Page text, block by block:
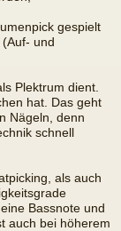
gespielt
und
Plektrum dient.
hat. Das geht
Nägeln, denn
schnell
als auch
Bassnote und
auch bei höherem